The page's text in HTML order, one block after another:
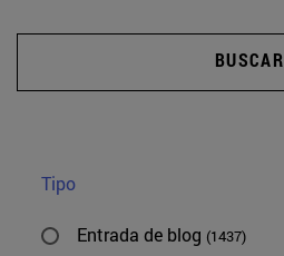
BUSCAR
Tipo
Entrada de blog (1437)